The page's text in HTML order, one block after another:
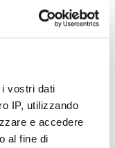
vostri dati
IP, utilizzando
e accedere
al fine di